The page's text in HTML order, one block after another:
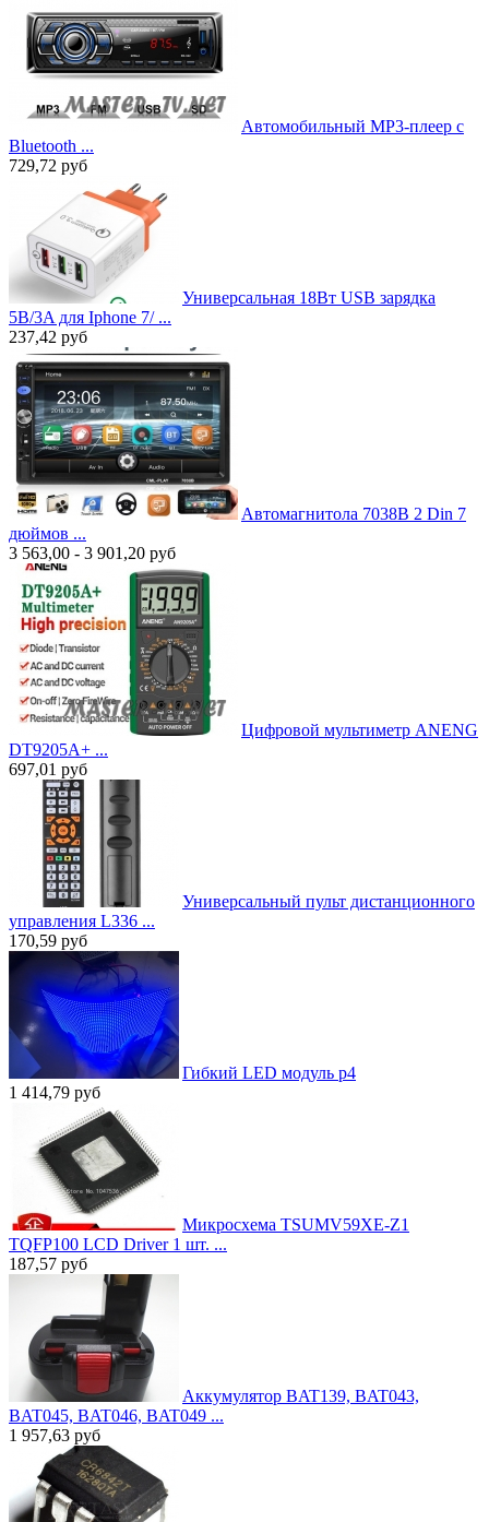
Автомобильный MP3-плеер с
Bluetooth ...
729,72 руб
Универсальная 18Вт USB зарядка
5В/3A для Iphone 7/ ...
237,42 руб
Автомагнитола 7038B 2 Din 7
дюймов ...
3 563,00 - 3 901,20 руб
Цифровой мультиметр ANENG
DT9205A+ ...
697,01 руб
Универсальный пульт дистанционного
управления L336 ...
170,59 руб
Гибкий LED модуль p4
1 414,79 руб
Микросхема TSUMV59XE-Z1
TQFP100 LCD Driver 1 шт. ...
187,57 руб
Аккумулятор BAT139, BAT043,
BAT045, BAT046, BAT049 ...
1 957,63 руб